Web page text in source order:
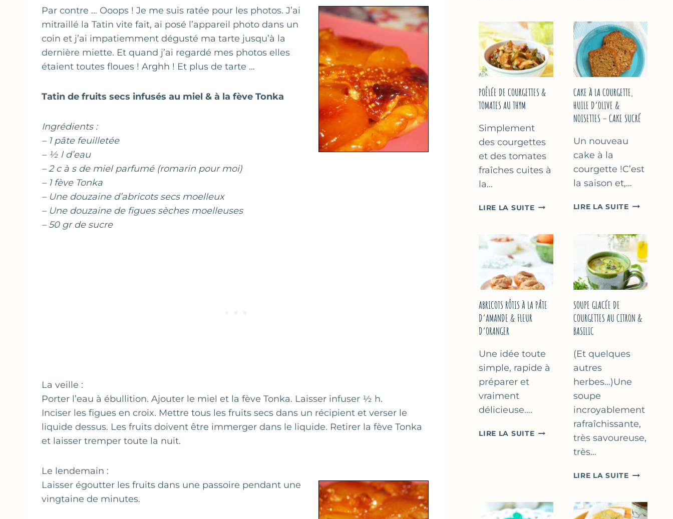
Par contre … Ooops ! Je me suis ratée pour les photos. J’ai
mitraillé la Tatin vite fait, ai posé l’appareil photo dans un
coin et j’ai impatiemment dégusté ma tarte jusqu’à la
dernière miette. Et quand j’ai regardé mes photos elles
étaient toutes floues ! Arghh ! Et plus de tarte …
Tatin de fruits secs infusés au miel & à la fève Tonka
Ingrédients :
– 1 pâte feuilletée
– ½ l d’eau
– 2 c à s de miel parfumé (romarin pour moi)
– 1 fève Tonka
– Une douzaine d’abricots secs moelleux
– Une douzaine de figues sèches moelleuses
– 50 gr de sucre
La veille :
Porter l’eau à ébullition. Ajouter le miel et la fève Tonka. Laisser infuser ½ h.
Inciser les figues en croix. Mettre tous les fruits secs dans un récipient et verser le
liquide dessus. Les fruits doivent être immerger dans le liquide. Retirer la fève Tonka
et laisser tremper toute la nuit.
Le lendemain :
Laisser égoutter les fruits dans une passoire pendant une
vingtaine de minutes.
À
LA
COURGETTE…
FROMAGE
BLANC
(SANS
POÊLÉE DE COURGETTES &
TOMATES AU THYM
Simplement
des courgettes
et des tomates
fraîches cuites à
la…
LIRE LA SUITEPOÊLÉE
&
TOMATES
AU
THYM
CAKE À LA COURGETTE,
HUILE D’OLIVE &
NOISETTES – CAKE SUCRÉ
Un nouveau
cake à la
courgette !C’est
la saison et,…
LIRE LA SUITECAKE
HUILE
D’OLIVE
&
NOISETTES
SUCRÉ
ABRICOTS RÔTIS À LA PÂTE
D’AMANDE & FLEUR
D’ORANGER
Une idée toute
simple, rapide à
préparer et
vraiment
délicieuse….
LIRE LA SUITEABRICOTS
&
FLEUR
SOUPE GLACÉE DE
COURGETTES AU CITRON &
BASILIC
(Et quelques
autres
herbes…)Une
soupe
incroyablement
rafraîchissante,
très savoureuse,
très…
LIRE LA SUITESOUPE